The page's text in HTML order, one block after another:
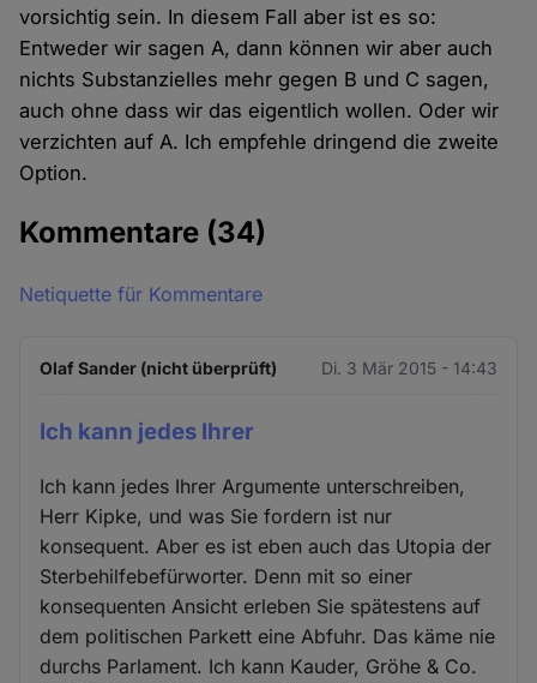
vorsichtig sein. In diesem Fall aber ist es so:
Entweder wir sagen A, dann können wir aber auch
nichts Substanzielles mehr gegen B und C sagen,
auch ohne dass wir das eigentlich wollen. Oder wir
verzichten auf A. Ich empfehle dringend die zweite
Option.
Kommentare (34)
Netiquette für Kommentare
Olaf Sander (nicht überprüft) Di. 3 Mär 2015 - 14:43
Ich kann jedes Ihrer
Ich kann jedes Ihrer Argumente unterschreiben,
Herr Kipke, und was Sie fordern ist nur
konsequent. Aber es ist eben auch das Utopia der
Sterbehilfebefürworter. Denn mit so einer
konsequenten Ansicht erleben Sie spätestens auf
dem politischen Parkett eine Abfuhr. Das käme nie
durchs Parlament. Ich kann Kauder, Gröhe & Co.